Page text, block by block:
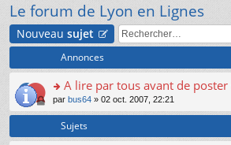
ci
s
Le forum de Lyon en Lignes
Nouveau sujet
Annonces
o
n
A lire par tous avant de
par bus64 » 02 oct. 2007, 22:21
Sujets